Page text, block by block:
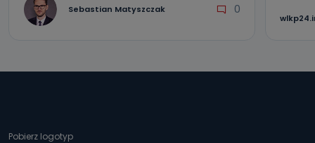
Sebastian Matyszczak 0
Pobierz logotyp